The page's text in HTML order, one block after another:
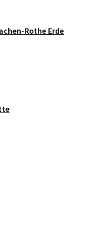
Rothe Erde